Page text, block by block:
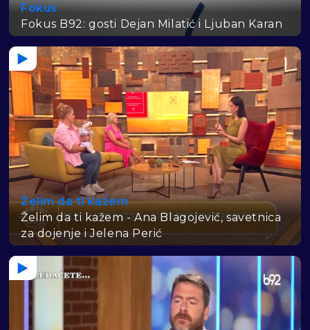
Fokus
Fokus B92: gosti Dejan Milatić i Ljuban Karan
Želim da ti kažem
Želim da ti kažem - Ana Blagojević, savetnica
za dojenje i Jelena Perić